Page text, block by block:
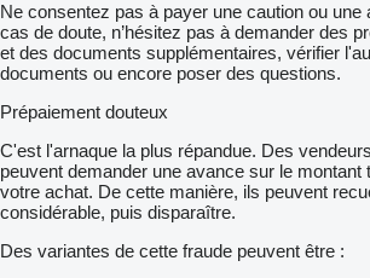
Ne consentez pas à payer une caution ou une
cas de doute, n’hésitez pas à demander des
et des documents supplémentaires, vérifier
documents ou encore poser des questions.
Prépaiement douteux
C'est l'arnaque la plus répandue. Des
peuvent demander une avance sur le montant
votre achat. De cette manière, ils peuvent
considérable, puis disparaître.
Des variantes de cette fraude peuvent être :